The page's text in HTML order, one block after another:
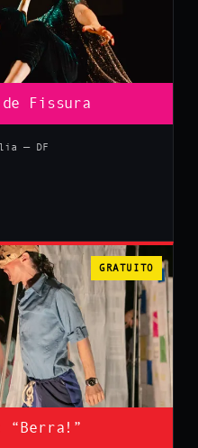
de Fissura
— DF
GRATUITO
“Berra!”